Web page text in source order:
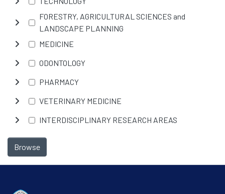
FORESTRY, AGRICULTURAL SCIENCES and
LANDSCAPE PLANNING
MEDICINE
ODONTOLOGY
PHARMACY
VETERINARY MEDICINE
INTERDISCIPLINARY RESEARCH AREAS
Browse